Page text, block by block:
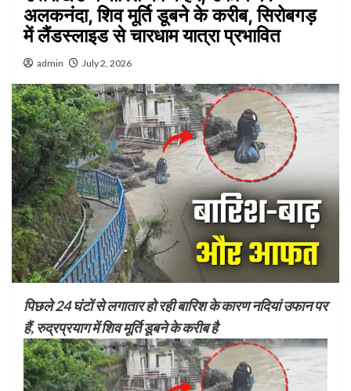
अलकनंदा, शिव मूर्ति डूबने के करीब, सिरोबगड़
में लैंडस्लाइड से चारधाम यात्रा प्रभावित
admin July 2, 2026
पिछले 24 घंटों से लगातार हो रही बारिश के कारण नदियां उफान पर
हैं, रुद्रप्रयाग में शिव मूर्ति डूबने के करीब है